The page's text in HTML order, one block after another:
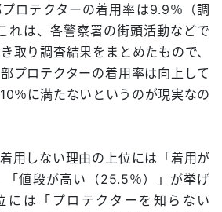
ロテクターの着用率は9.9％（調
れは、各警察署の街頭活動などで
取り調査結果をまとめたもので、
プロテクターの着用率は向上して
％に満たないというのが現実なの
用しない理由の上位には「着用が
値段が高い（25.5％）」が挙げ
には「プロテクターを知らない